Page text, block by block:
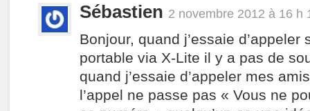
Sébastien 2 novembre 2012 à 16 h
Bonjour, quand j’essaie d’appeler
portable via X-Lite il y a pas de
quand j’essaie d’appeler mes
l’appel ne passe pas « Vous ne